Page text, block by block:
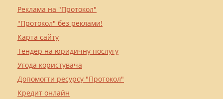
Реклама на "Протокол"
"Протокол" без реклами!
Карта сайту
Тендер на юридичну послугу
Угода користувача
Допомогти ресурсу "Протокол"
Кредит онлайн